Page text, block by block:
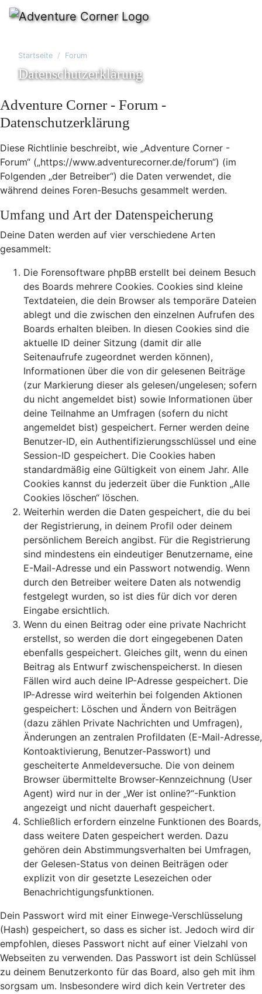
Startseite Forum
Datenschutzerklärung
Adventure Corner - Forum -
Datenschutzerklärung
Diese Richtlinie beschreibt, wie „Adventure Corner -
Forum“ („https://www.adventurecorner.de/forum“) (im
Folgenden „der Betreiber“) die Daten verwendet, die
während deines Foren-Besuchs gesammelt werden.
Umfang und Art der Datenspeicherung
Deine Daten werden auf vier verschiedene Arten
gesammelt:
Die Forensoftware phpBB erstellt bei deinem Besuch
des Boards mehrere Cookies. Cookies sind kleine
Textdateien, die dein Browser als temporäre Dateien
ablegt und die zwischen den einzelnen Aufrufen des
Boards erhalten bleiben. In diesen Cookies sind die
aktuelle ID deiner Sitzung (damit dir alle
Seitenaufrufe zugeordnet werden können),
Informationen über die von dir gelesenen Beiträge
(zur Markierung dieser als gelesen/ungelesen; sofern
du nicht angemeldet bist) sowie Informationen über
deine Teilnahme an Umfragen (sofern du nicht
angemeldet bist) gespeichert. Ferner werden deine
Benutzer-ID, ein Authentifizierungsschlüssel und eine
Session-ID gespeichert. Die Cookies haben
standardmäßig eine Gültigkeit von einem Jahr. Alle
Cookies kannst du jederzeit über die Funktion „Alle
Cookies löschen“ löschen.
Weiterhin werden die Daten gespeichert, die du bei
der Registrierung, in deinem Profil oder deinem
persönlichem Bereich angibst. Für die Registrierung
sind mindestens ein eindeutiger Benutzername, eine
E-Mail-Adresse und ein Passwort notwendig. Wenn
durch den Betreiber weitere Daten als notwendig
festgelegt wurden, so ist dies für dich vor deren
Eingabe ersichtlich.
Wenn du einen Beitrag oder eine private Nachricht
erstellst, so werden die dort eingegebenen Daten
ebenfalls gespeichert. Gleiches gilt, wenn du einen
Beitrag als Entwurf zwischenspeicherst. In diesen
Fällen wird auch deine IP-Adresse gespeichert. Die
IP-Adresse wird weiterhin bei folgenden Aktionen
gespeichert: Löschen und Ändern von Beiträgen
(dazu zählen Private Nachrichten und Umfragen),
Änderungen an zentralen Profildaten (E-Mail-Adresse,
Kontoaktivierung, Benutzer-Passwort) und
gescheiterte Anmeldeversuche. Die von deinem
Browser übermittelte Browser-Kennzeichnung (User
Agent) wird nur in der „Wer ist online?“-Funktion
angezeigt und nicht dauerhaft gespeichert.
Schließlich erfordern einzelne Funktionen des Boards,
dass weitere Daten gespeichert werden. Dazu
gehören dein Abstimmungsverhalten bei Umfragen,
der Gelesen-Status von deinen Beiträgen oder
explizit von dir gesetzte Lesezeichen oder
Benachrichtigungsfunktionen.
Dein Passwort wird mit einer Einwege-Verschlüsselung
(Hash) gespeichert, so dass es sicher ist. Jedoch wird dir
empfohlen, dieses Passwort nicht auf einer Vielzahl von
Webseiten zu verwenden. Das Passwort ist dein Schlüssel
zu deinem Benutzerkonto für das Board, also geh mit ihm
sorgsam um. Insbesondere wird dich kein Vertreter des